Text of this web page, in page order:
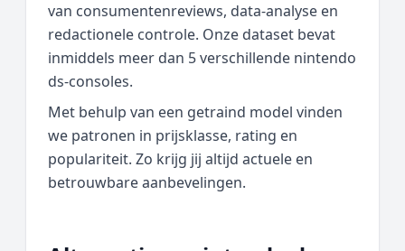
van consumentenreviews, data‑analyse en
redactionele controle. Onze dataset bevat
inmiddels meer dan 5 verschillende nintendo
ds-consoles.
Met behulp van een getraind model vinden
we patronen in prijsklasse, rating en
populariteit. Zo krijg jij altijd actuele en
betrouwbare aanbevelingen.